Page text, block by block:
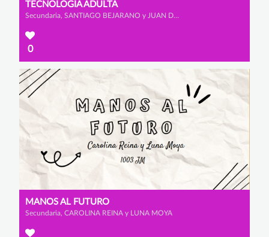
TECNOLOGIA ADULTA
Secundaria, SANTIAGO BEJARANO y JUAN DAVID GANZO
0
MANOS AL FUTURO
Secundaria, CAROLINA REINA y LUNA MOYA